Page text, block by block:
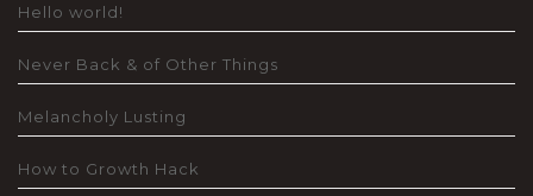
Hello world!
Never Back & of Other Things
Melancholy Lusting
How to Growth Hack